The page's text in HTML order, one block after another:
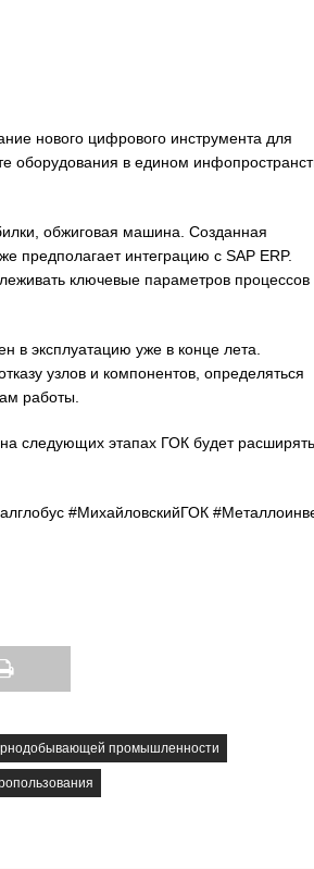
нового цифрового инструмента для
оборудования в едином
обжиговая машина. Созданная
предполагает интеграцию с SAP ERP.
ключевые параметров процессов
в эксплуатацию уже в конце лета.
узлов и компонентов, определяться
работы.
следующих этапах ГОК будет расширять
#МихайловскийГОК
промышленности